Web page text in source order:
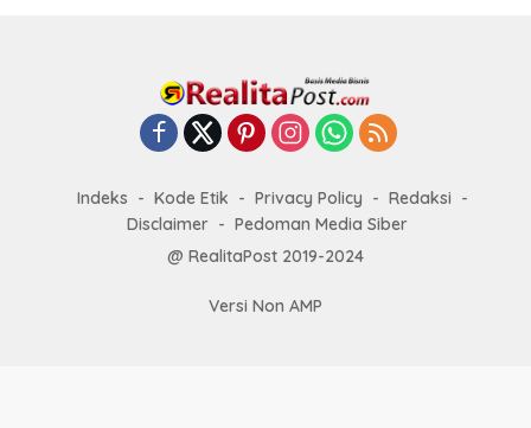
Indeks Kode Etik Privacy Policy
Redaksi
Disclaimer
Pedoman Media Siber
@ RealitaPost 2019-2024
Versi Non AMP